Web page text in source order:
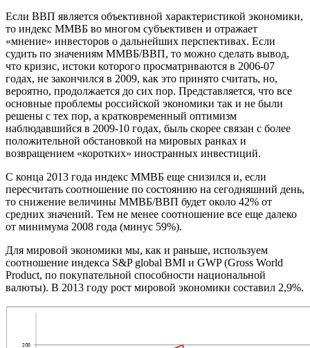
Если ВВП является объективной характеристикой экономики,
то индекс ММВБ во многом субъективен и отражает
«мнение» инвесторов о дальнейших перспективах. Если
судить по значениям ММВБ/ВВП, то можно сделать вывод,
что кризис, истоки которого просматриваются в 2006-07
годах, не закончился в 2009, как это принято считать, но,
вероятно, продолжается до сих пор. Представляется, что все
основные проблемы российской экономики так и не были
решены с тех пор, а кратковременный оптимизм
наблюдавшийся в 2009-10 годах, быль скорее связан с более
положительной обстановкой на мировых ранках и
возвращением «коротких» иностранных инвестиций.
С конца 2013 года индекс ММВБ еще снизился и, если
пересчитать соотношение по состоянию на сегодняшний день,
то снижение величины ММВБ/ВВП будет около 42% от
средних значений. Тем не менее соотношение все еще далеко
от минимума 2008 года (минус 59%).
Для мировой экономики мы, как и раньше, используем
соотношение индекса S&P global BMI и GWP (Gross World
Product, по покупательной способности национальной
валюты). В 2013 году рост мировой экономики составил 2,9%.